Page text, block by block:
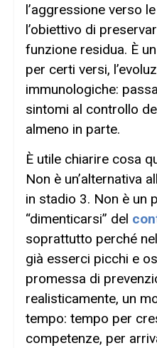
l’aggressione verso
l’obiettivo di
funzione residua. È
per certi versi,
immunologiche:
sintomi al controllo
almeno in parte.
È utile chiarire cosa
Non è un’alternativa
in stadio 3. Non è un
“dimenticarsi” del
soprattutto perché
già esserci picchi e
promessa di
realisticamente, un
tempo: tempo per
competenze, per